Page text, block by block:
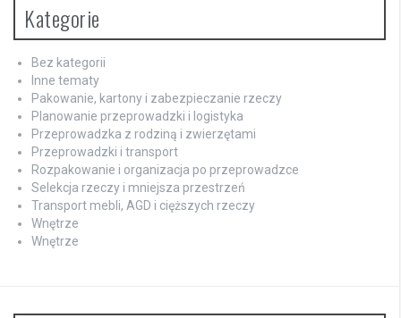
Kategorie
Bez kategorii
Inne tematy
Pakowanie, kartony i zabezpieczanie rzeczy
Planowanie przeprowadzki i logistyka
Przeprowadzka z rodziną i zwierzętami
Przeprowadzki i transport
Rozpakowanie i organizacja po przeprowadzce
Selekcja rzeczy i mniejsza przestrzeń
Transport mebli, AGD i cięższych rzeczy
Wnętrze
Wnętrze